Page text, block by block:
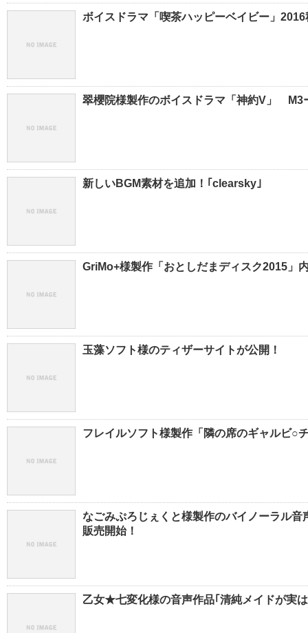
ボイスドラマ「喫茶ハッピーベイビー」
翠櫻院様製作のボイスドラマ「神約V」 M3
新しいBGM素材を追加！｢clearsky｣
GriMo+様製作「おとしだまディスク2015」
玉藻ソフト様のティザーサイトが公開！
フレイルソフト様製作「隣の席のギャルビ○
なごみぷろじぇくと様製作のバイノーラル
販売開始！
乙女★七変化様の音声作品｢清純メイドが実